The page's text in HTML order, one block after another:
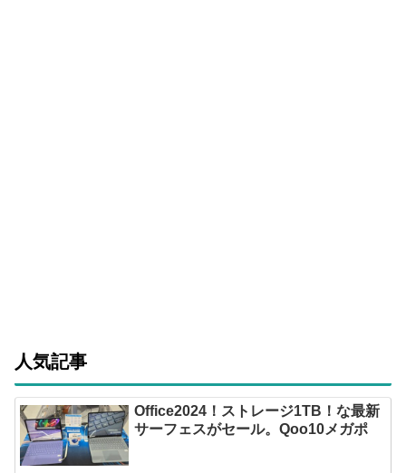
人気記事
Office2024！ストレージ1TB！な最新
サーフェスがセール。Qoo10メガポ